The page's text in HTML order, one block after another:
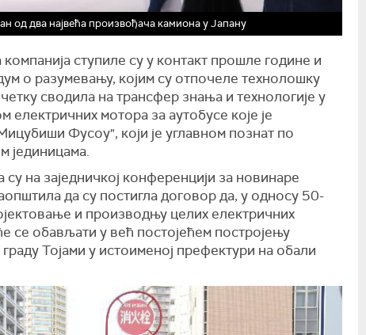
од два највећа произвођача камиона у Јапану
компанија ступиле су у контакт прошле године и
о разумевању, којим су отпочеле технолошку
сводила на трансфер знања и технологије у
мотора за аутобусе које је
Фусоу", који је углавном познат по
јединицама.
су на заједничкој конференцији за новинаре
да су постигла договор да, у односу 50-
и производњу целих електричних
се обављати у већ постојећем постројењу
Тојами у истоименој префектури на обали